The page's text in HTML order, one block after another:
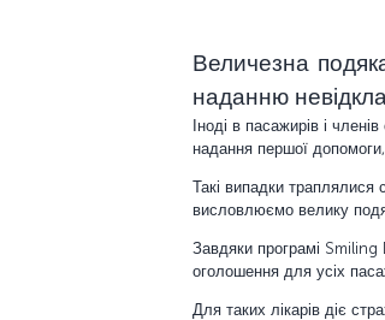
Величезна
наданню
Іноді в пасажирів і
надання першої допомоги,
Такі випадки траплялися
висловлюємо велику
Завдяки програмі Smiling
оголошення для усіх
Для таких лікарів діє